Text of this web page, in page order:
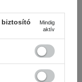
szakértői
–
biztosító
Mindig
aktív